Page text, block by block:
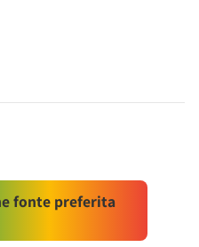
fonte preferita